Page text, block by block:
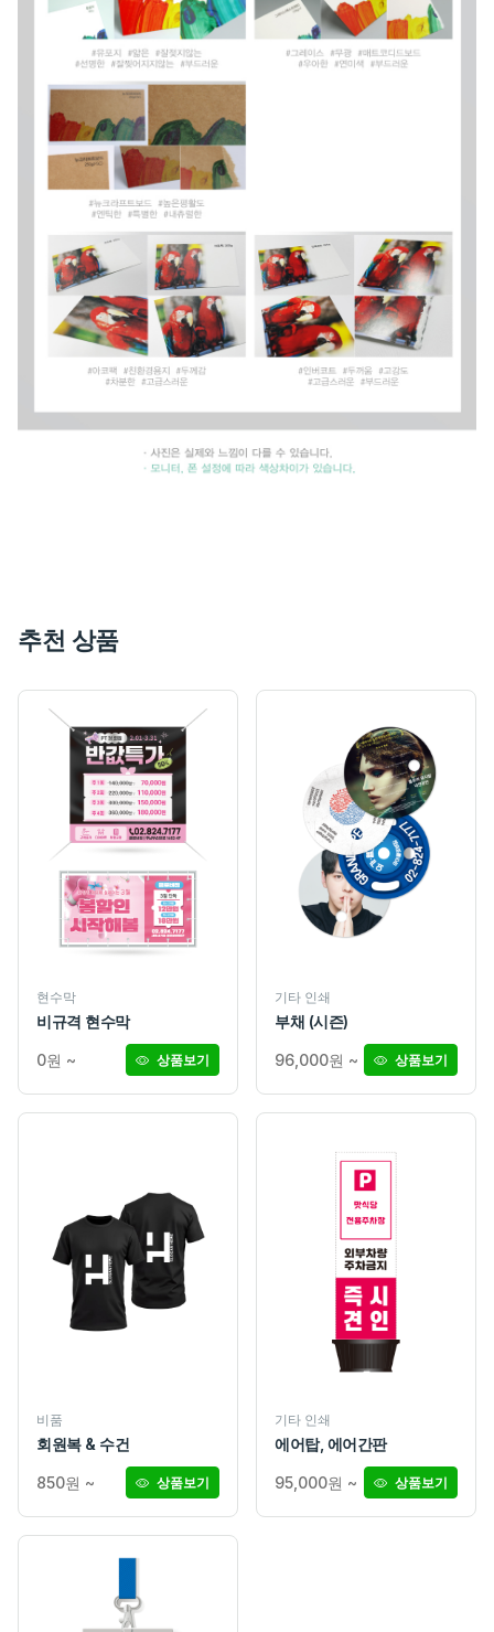
추천 상품
현수막
비규격 현수막
0원 ~ 상품보기
기타 인쇄
부채 (시즌)
96,000원 ~ 상품보기
비품
회원복 & 수건
850원 ~ 상품보기
기타 인쇄
에어탑, 에어간판
95,000원 ~ 상품보기